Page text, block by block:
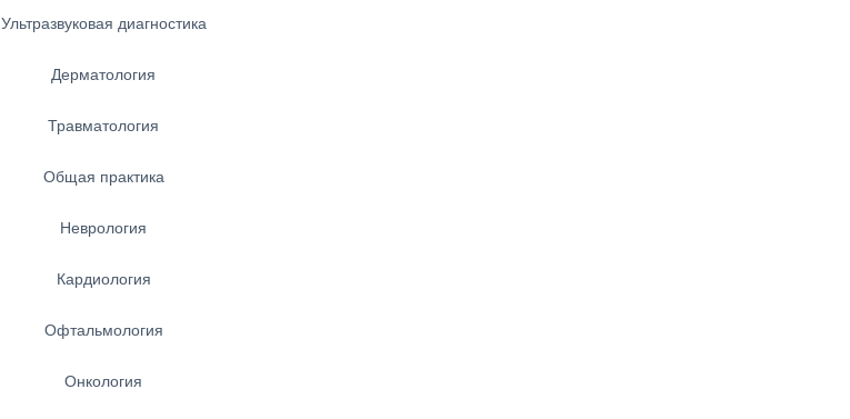
Ультразвуковая диагностика
Дерматология
Травматология
Общая практика
Неврология
Кардиология
Офтальмология
Онкология